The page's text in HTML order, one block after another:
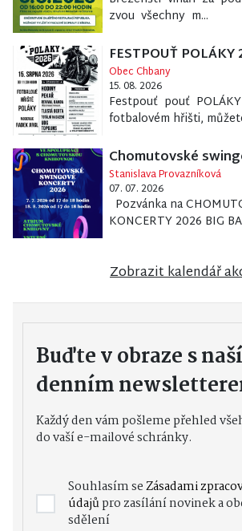
zvou všechny m...
FESTPOUŤ POLÁKY
Obec Chbany
15. 08. 2026
Festpouť pouť
fotbalovém hřišti,
Chomutovské
Stanislava Provazníková
07. 07. 2026
Pozvánka na
KONCERTY 2026 BIG
Zobrazit kalendář
Buďte v obraze s
denním
Každý den vám pošleme přehled
do vaší e-mailové schránky.
Souhlasím seZásadami
údajůpro zasílání novinek a
sdělení